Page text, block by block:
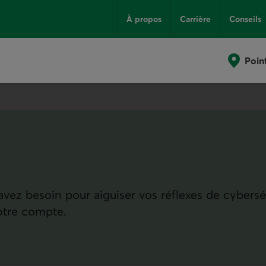
À propos Carrière Conseils
besoin pour aiguiser vos réflexes de
compte.